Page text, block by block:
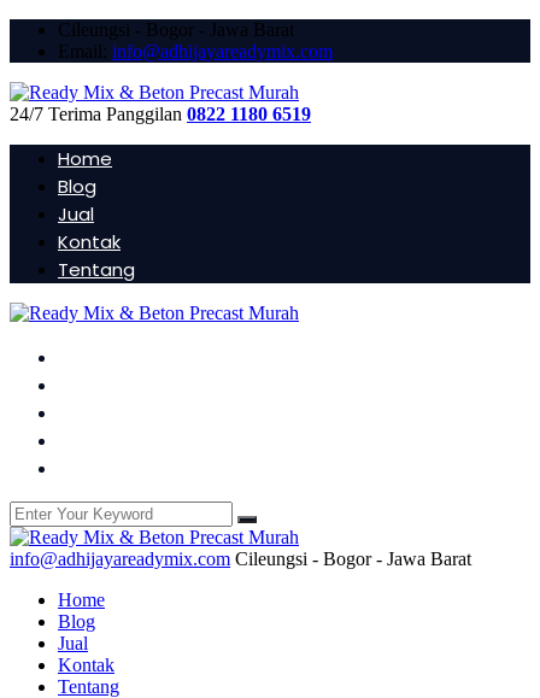
Cileungsi - Bogor - Jawa Barat
Email: info@adhijayareadymix.com
24/7 Terima Panggilan 0822 1180 6519
Home
Blog
Jual
Kontak
Tentang
info@adhijayareadymix.com Cileungsi - Bogor - Jawa Barat
Home
Blog
Jual
Kontak
Tentang